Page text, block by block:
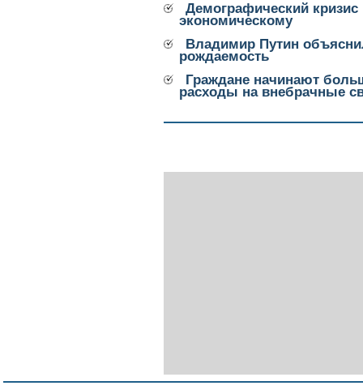
Демографический кризис
экономическому
Владимир Путин
рождаемость
Граждане начинают
расходы на внебрачные